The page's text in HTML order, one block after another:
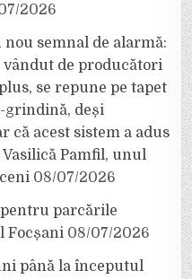
2026
semnal de alarmă:
de producători
se repune pe tapet
grindină, deși
că acest sistem a adus
Pamfil, unul
08/07/2026
parcările
Focșani 08/07/2026
până la începutul